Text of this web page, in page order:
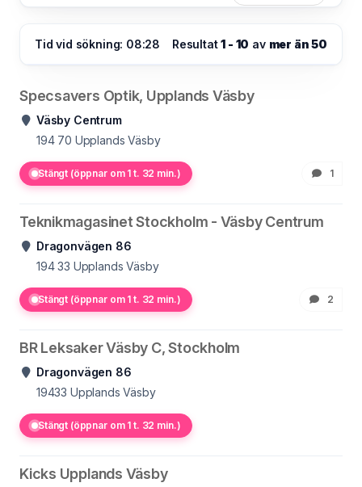
Tid vid sökning: 08:28 Resultat1 - 10 av mer än 50
Specsavers Optik, Upplands Väsby
Väsby Centrum
194 70 Upplands Väsby
Stängt (öppnar om 1 t. 32 min.) 1
Teknikmagasinet Stockholm - Väsby Centrum
Dragonvägen 86
194 33 Upplands Väsby
Stängt (öppnar om 1 t. 32 min.) 2
BR Leksaker Väsby C, Stockholm
Dragonvägen 86
19433 Upplands Väsby
Stängt (öppnar om 1 t. 32 min.)
Kicks Upplands Väsby